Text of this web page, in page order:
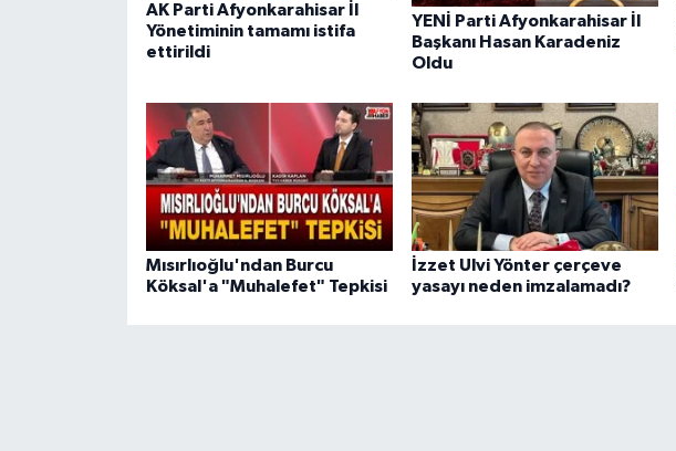
AK Parti Afyonkarahisar İl
Yönetiminin tamamı istifa
ettirildi
YENİ Parti Afyonkarahisar İl
Başkanı Hasan Karadeniz
Oldu
Mısırlıoğlu'ndan Burcu
Köksal'a "Muhalefet" Tepkisi
İzzet Ulvi Yönter çerçeve
yasayı neden imzalamadı?